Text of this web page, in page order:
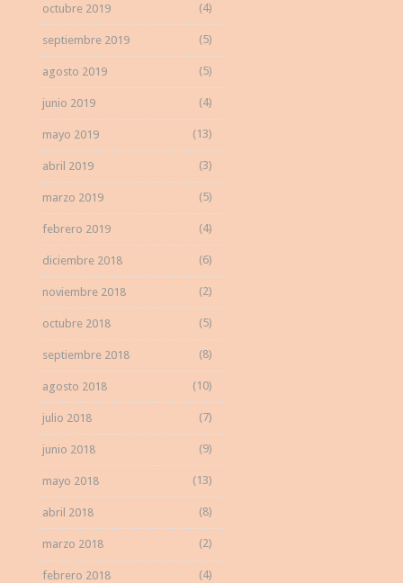
octubre 2019 (4)
septiembre 2019 (5)
agosto 2019 (5)
junio 2019 (4)
mayo 2019 (13)
abril 2019 (3)
marzo 2019 (5)
febrero 2019 (4)
diciembre 2018 (6)
noviembre 2018 (2)
octubre 2018 (5)
septiembre 2018 (8)
agosto 2018 (10)
julio 2018 (7)
junio 2018 (9)
mayo 2018 (13)
abril 2018 (8)
marzo 2018 (2)
febrero 2018 (4)